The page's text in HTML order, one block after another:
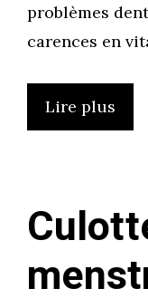
problèmes
carences en
Lire plus